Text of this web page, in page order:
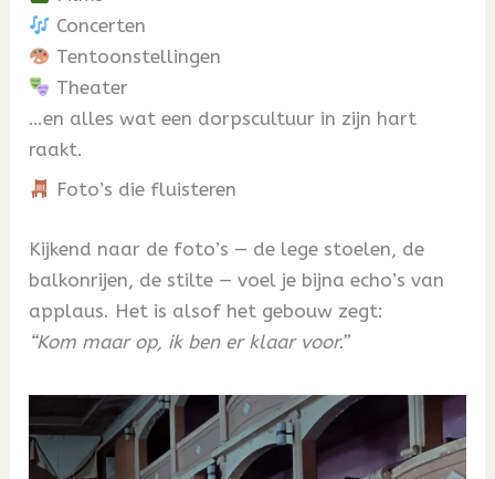
Concerten
Tentoonstellingen
Theater
…en alles wat een dorpscultuur in zijn hart
raakt.
Foto’s die fluisteren
Kijkend naar de foto’s — de lege stoelen, de
balkonrijen, de stilte — voel je bijna echo’s van
applaus. Het is alsof het gebouw zegt:
“Kom maar op, ik ben er klaar voor.”